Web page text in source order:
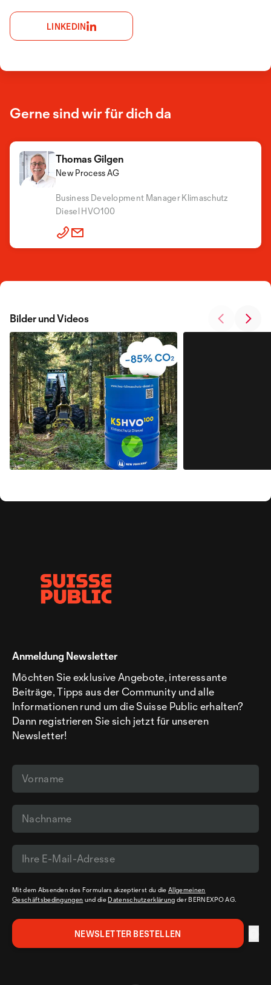
LINKEDIN
Gerne sind wir für dich da
Thomas Gilgen
New Process AG
Business Development Manager Klimaschutz
Diesel HVO100
Bilder und Videos
Anmeldung Newsletter
Möchten Sie exklusive Angebote, interessante
Beiträge, Tipps aus der Community und alle
Informationen rund um die Suisse Public erhalten?
Dann registrieren Sie sich jetzt für unseren
Newsletter!
Mit dem Absenden des Formulars akzeptierst du dieAllgemeinen
Geschäftsbedingungen und die Datenschutzerklärung der BERNEXPO AG.